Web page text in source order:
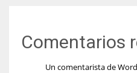
Comentarios
Un comentarista de